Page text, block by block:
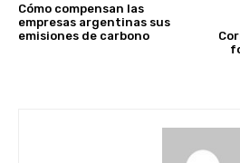
Cómo compensan las
empresas argentinas sus
emisiones de carbono